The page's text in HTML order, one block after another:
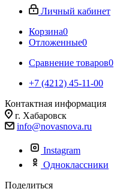
Личный кабинет
Корзина0
Отложенные0
Сравнение товаров0
+7 (4212) 45-11-00
Контактная информация
г. Хабаровск
info@novasnova.ru
Instagram
Одноклассники
Поделиться